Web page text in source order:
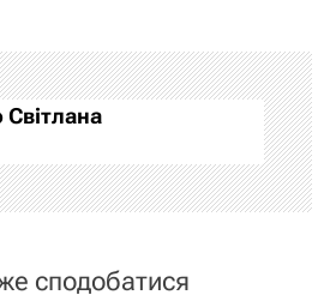
сподобатися